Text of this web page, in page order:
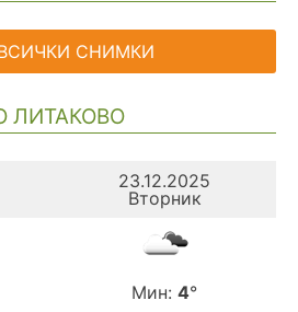
СНИМКИ
ЛИТАКОВО
23.12.2025
Вторник
Мин: 4°